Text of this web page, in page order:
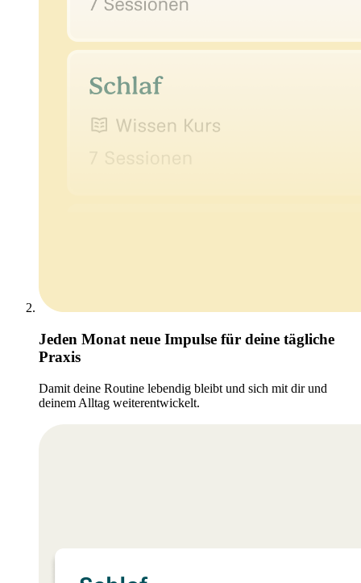
Jeden Monat neue Impulse für deine tägliche
Praxis
Damit deine Routine lebendig bleibt und sich mit dir und
deinem Alltag weiterentwickelt.